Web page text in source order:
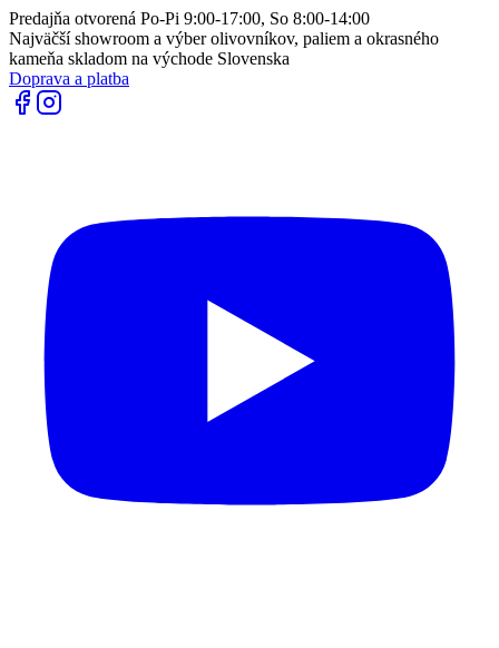
Predajňa otvorená Po-Pi 9:00-17:00, So 8:00-14:00
Najväčší showroom a výber olivovníkov, paliem a okrasného
kameňa skladom na východe Slovenska
Doprava a platba